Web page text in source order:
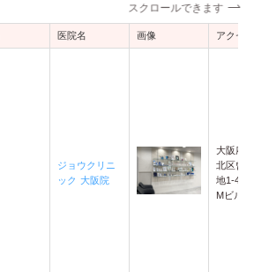
スクロールできます
医院名 画像 アクセ
ジョウクリニ
ック 大阪院
大阪府
北区曾
地1-4-
Mビル